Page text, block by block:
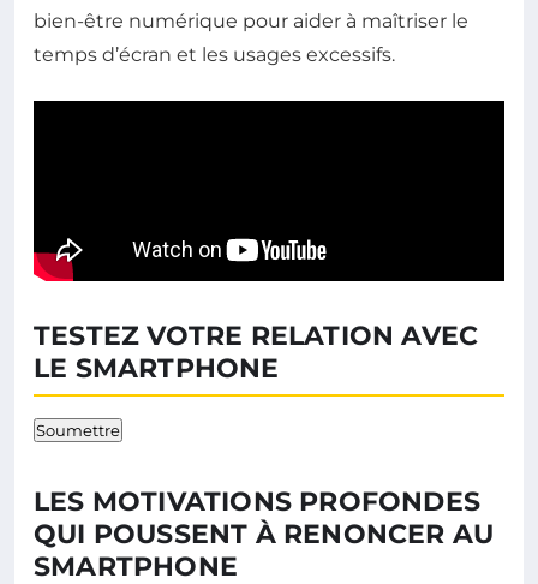
bien-être numérique pour aider à maîtriser le
temps d’écran et les usages excessifs.
TESTEZ VOTRE RELATION AVEC
LE SMARTPHONE
Soumettre
LES MOTIVATIONS PROFONDES
QUI POUSSENT À RENONCER AU
SMARTPHONE